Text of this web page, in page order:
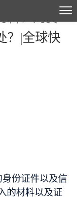
？网贷
？|全球快
份证件以及信
的材料以及证